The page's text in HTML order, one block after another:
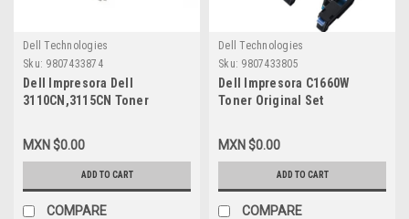
Dell Technologies
Sku: 9807433874
Dell Impresora Dell
3110CN,3115CN Toner
(8K),Cyan (4K),Magenta
(4K),Yellow (4K) New Dell
MXN $0.00
ADD TO CART
COMPARE
Dell Technologies
Sku: 9807433805
Dell Impresora C1660W
Toner Original Set
(1K) Pag New Dell
V53F6,V3W4C,DWGCP,4G9HP
MXN $0.00
ADD TO CART
COMPARE